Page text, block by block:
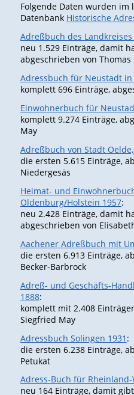
Folgende Daten wurden
Datenbank Historische
Adreßbuch des
neu 1.529 Einträge, damit
abgeschrieben von Thomas
Adressbuch für Neustadt in
komplett 696 Einträge,
Einwohnerbuch für
komplett 9.274 Einträge,
May
Adreßbuch von Stadt
die ersten 5.615 Einträge,
Niedergesäs
Heimat- und
Oldenburg/Holstein 1957:
neu 2.428 Einträge, damit
abgeschrieben von
Aachener Adreßbuch mit
die ersten 6.913 Einträge,
Becker-Barbrock
Adreß- und Geschäfts-
1888:
komplett mit 2.408
Siegfried May
Adressbuch Solingen 1931 :
die ersten 6.238 Einträge,
Petukat
Adress-Buch für
neu 164 Einträge, damit